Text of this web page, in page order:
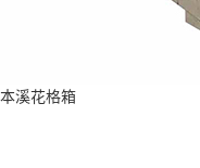
本溪花格箱